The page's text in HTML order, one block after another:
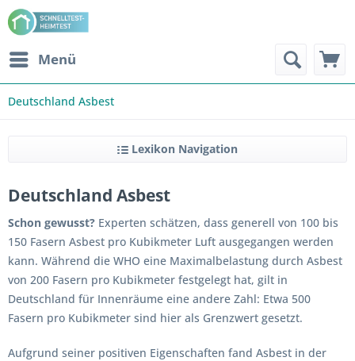
Menü
Deutschland Asbest
Lexikon Navigation
Deutschland Asbest
Schon gewusst? Experten schätzen, dass generell von 100 bis
150 Fasern Asbest pro Kubikmeter Luft ausgegangen werden
kann. Während die WHO eine Maximalbelastung durch Asbest
von 200 Fasern pro Kubikmeter festgelegt hat, gilt in
Deutschland für Innenräume eine andere Zahl: Etwa 500
Fasern pro Kubikmeter sind hier als Grenzwert gesetzt.
Aufgrund seiner positiven Eigenschaften fand Asbest in der